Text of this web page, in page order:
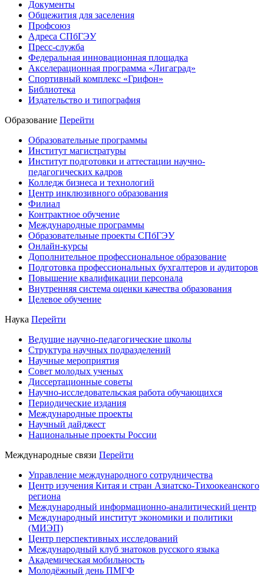
Документы
Общежития для заселения
Профсоюз
Адреса СПбГЭУ
Пресс-служба
Федеральная инновационная площадка
Акселерационная программа «Лигаград»­­
Спортивный комплекс «Грифон»
Библиотека
Издательство и типография
Образование Перейти
Образовательные программы
Институт магистратуры
Институт подготовки и аттестации научно-
педагогических кадров
Колледж бизнеса и технологий
Центр инклюзивного образования
Филиал
Контрактное обучение
Международные программы
Образовательные проекты СПбГЭУ
Онлайн-курсы
Дополнительное профессиональное образование
Подготовка профессиональных бухгалтеров и аудиторов
Повышение квалификации персонала
Внутренняя система оценки качества образования
Целевое обучение
Наука Перейти
Ведущие научно-педагогические школы
Структура научных подразделений
Научные мероприятия
Совет молодых ученых
Диссертационные советы
Научно-исследовательская работа обучающихся
Периодические издания
Международные проекты
Научный дайджест
Национальные проекты России
Международные связи Перейти
Управление международного сотрудничества
Центр изучения Китая и стран Азиатско-Тихоокеанского
региона
Международный информационно-аналитический центр
Международный институт экономики и политики
(МИЭП)
Центр перспективных исследований
Международный клуб знатоков русского языка
Академическая мобильность
Молодёжный день ПМГФ